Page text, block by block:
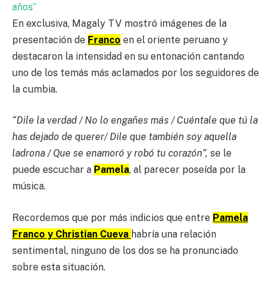
años”
En exclusiva, Magaly TV mostró imágenes de la
presentación de Franco en el oriente peruano y
destacaron la intensidad en su entonación cantando
uno de los temás más aclamados por los seguidores de
la cumbia.
“Dile la verdad / No lo engañes más / Cuéntale que tú la
has dejado de querer/ Dile que también soy aquella
ladrona / Que se enamoró y robó tu corazón”, se le
puede escuchar a Pamela, al parecer poseída por la
música.
Recordemos que por más indicios que entre Pamela
Franco y Christian Cueva habría una relación
sentimental, ninguno de los dos se ha pronunciado
sobre esta situación.